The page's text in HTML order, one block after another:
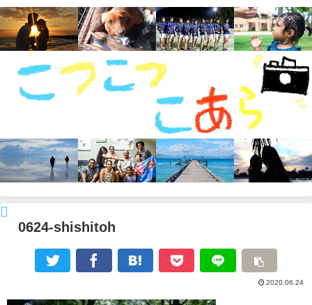
0624-shishitoh
2020.06.24